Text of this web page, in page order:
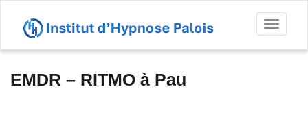
EMDR – RITMO à Pau